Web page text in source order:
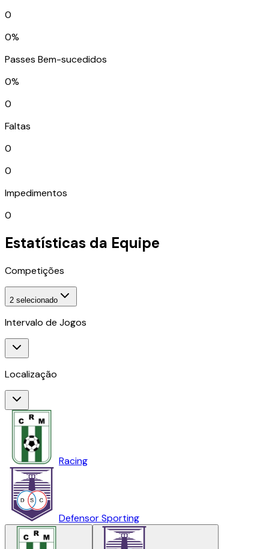
0
0%
Passes Bem-sucedidos
0%
0
Faltas
0
0
Impedimentos
0
Estatísticas da Equipe
Competições
2 selecionado
Intervalo de Jogos
Localização
Racing
Defensor Sporting